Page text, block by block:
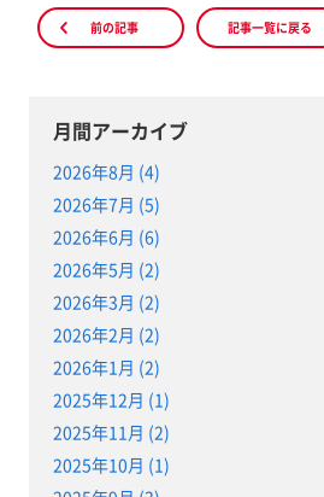
前の記事 記事一覧に戻る
月間アーカイブ
2026年8月 (4)
2026年7月 (5)
2026年6月 (6)
2026年5月 (2)
2026年3月 (2)
2026年2月 (2)
2026年1月 (2)
2025年12月 (1)
2025年11月 (2)
2025年10月 (1)